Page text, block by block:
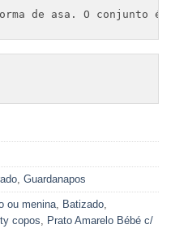
forma de asa. O
Guardanapos
ou menina Batizado
copos
Prato Amarelo Bébé c/